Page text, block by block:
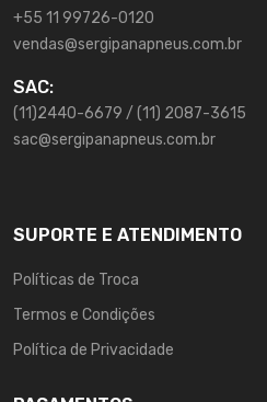
+55 11 99726-0120
vendas@sergipanapneus.com.br
SAC:
(11)2440-6679 / (11) 2087-3615
sac@sergipanapneus.com.br
SUPORTE E ATENDIMENTO
Políticas de Troca
Termos e Condições
Política de Privacidade